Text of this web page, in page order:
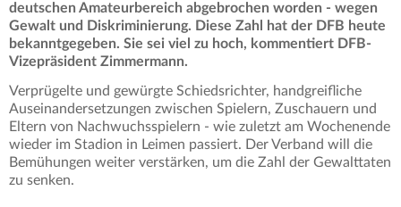
deutschen Amateurbereich abgebrochen worden - wegen
Gewalt und Diskriminierung. Diese Zahl hat der DFB heute
bekanntgegeben. Sie sei viel zu hoch, kommentiert DFB-
Vizepräsident Zimmermann.
Verprügelte und gewürgte Schiedsrichter, handgreifliche
Auseinandersetzungen zwischen Spielern, Zuschauern und
Eltern von Nachwuchsspielern - wie zuletzt am Wochenende
wieder im Stadion in Leimen passiert. Der Verband will die
Bemühungen weiter verstärken, um die Zahl der Gewalttaten
zu senken.